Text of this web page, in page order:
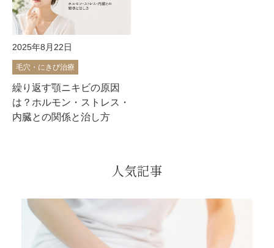
椿クリニックが選ばれる理由
施術当日のご案内
各院のご紹介
施術一覧 症例写真
2025年8月22日
毛穴・にきび治療
繰り返す顎ニキビの原因
は？ホルモン・ストレス・
内臓との関係と治し方
人気記事